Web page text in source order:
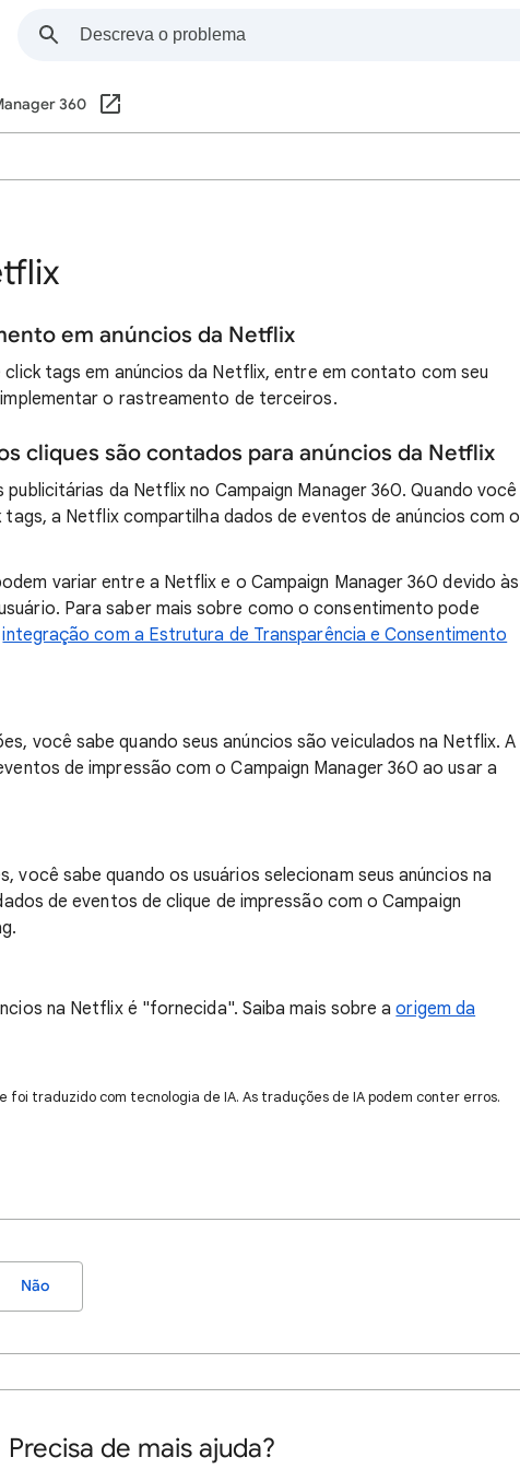
360
em anúncios da Netflix
tags em anúncios da Netflix, entre em contato com seu
o rastreamento de terceiros.
cliques são contados para anúncios da Netflix
da Netflix no Campaign Manager 360. Quando você
a Netflix compartilha dados de eventos de anúncios com o
variar entre a Netflix e o Campaign Manager 360 devido às
Para saber mais sobre como o consentimento pode
integração com a Estrutura de Transparência e Consentimento
você sabe quando seus anúncios são veiculados na Netflix. A
de impressão com o Campaign Manager 360 ao usar a
você sabe quando os usuários selecionam seus anúncios na
de eventos de clique de impressão com o Campaign
na Netflix é "fornecida". Saiba mais sobre aorigem da
foi traduzido com tecnologia de IA. As traduções de IA podem conter erros.
Não
Precisa de mais ajuda?